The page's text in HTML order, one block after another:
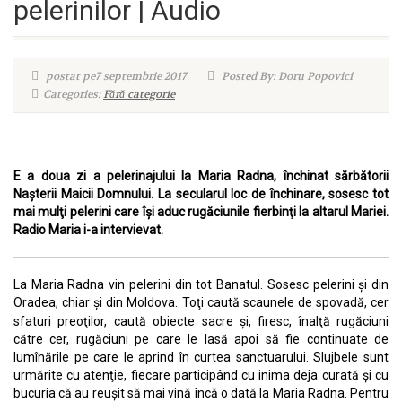
pelerinilor | Audio
postat pe7 septembrie 2017
Posted By: Doru Popovici
Categories:Fără categorie
E a doua zi a pelerinajului la Maria Radna, închinat sărbătorii
Naşterii Maicii Domnului. La secularul loc de închinare, sosesc tot
maimulţi pelerini care îşi aduc rugăciunile fierbinţi la altarul Mariei.
Radio Maria i-a intervievat.
La Maria Radna vin pelerini din tot Banatul. Sosesc pelerini şi din
Oradea, chiar şi din Moldova. Toţi caută scaunele de spovadă, cer
sfaturi preoţilor, caută obiecte sacre şi, firesc, înalţă rugăciuni
către cer, rugăciuni pe care le lasă apoi să fie continuate de
lumînările pe care le aprind în curtea sanctuarului. Slujbele sunt
urmărite cu atenţie, fiecare participând cu inima deja curată şi cu
bucuria că au reuşit să mai vină încă o dată la Maria Radna. Pentru